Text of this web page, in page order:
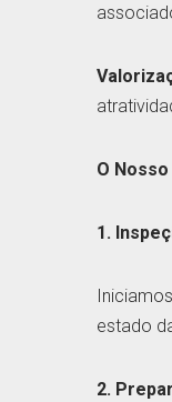
O
1.
estado
2.